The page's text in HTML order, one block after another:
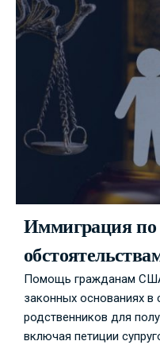
Иммиграция
Помощь гражданам
законных основаниях в
родственников для
включая петиции